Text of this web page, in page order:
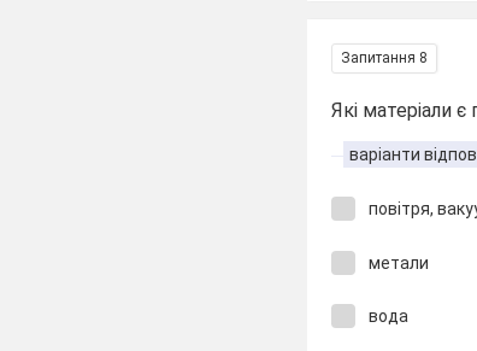
Запитання 8
Які матеріали
варіанти
повітря,
метали
вода